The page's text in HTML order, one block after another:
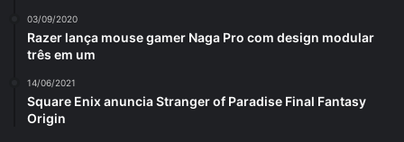
03/09/2020
Razer lança mouse gamer Naga Pro com design modular
três em um
14/06/2021
Square Enix anuncia Stranger of Paradise Final Fantasy
Origin